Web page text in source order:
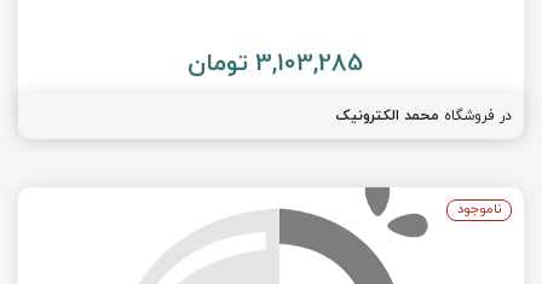
3,103,285 تومان
در فروشگاه محمد الکترونیک
ناموجود